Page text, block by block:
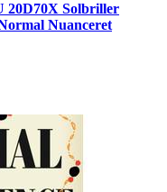
20D70X Solbriller
Nuanceret